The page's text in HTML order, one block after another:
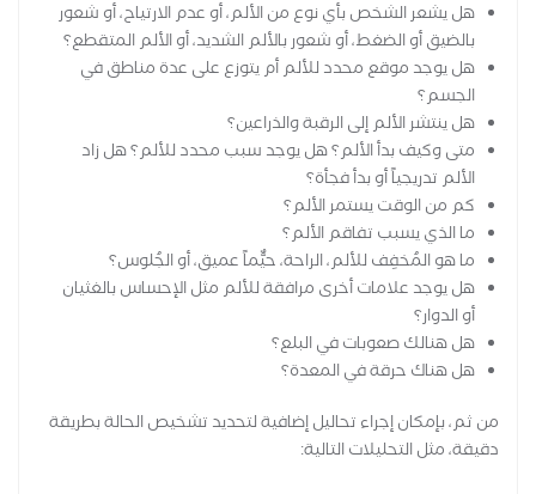
هل يشعر الشخص بأي نوع من الألم، أو عدم الارتياح، أو شعور
بالضيق أو الضغط، أو شعور بالألم الشديد، أو الألم المتقطع؟
هل يوجد موقع محدد للألم أم يتوزع على عدة مناطق في
الجسم؟
هل ينتشر الألم إلى الرقبة والذراعين؟
متى وكيف بدأ الألم؟ هل يوجد سبب محدد للألم؟ هل زاد
الألم تدريجياً أو بدأ فجأة؟
كم من الوقت يستمر الألم؟
ما الذي يسبب تفاقم الألم؟
ما هو المُخفِف للألم، الراحة، حيٌّماً عميق، أو الجُلوس؟
هل يوجد علامات أخرى مرافقة للألم مثل الإحساس بالغثيان
أو الدوار؟
هل هنالك صعوبات في البلع؟
هل هناك حرقة في المعدة؟
من ثم، بإمكان إجراء تحاليل إضافية لتحديد تشخيص الحالة بطريقة
دقيقة، مثل التحليلات التالية: